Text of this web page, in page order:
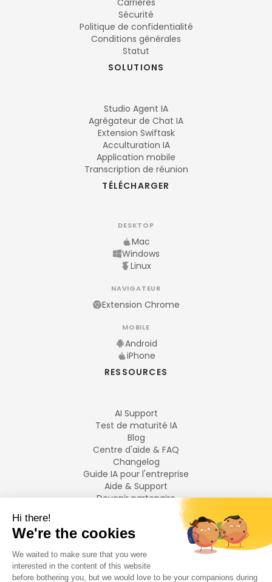
Carrières
Sécurité
Politique de confidentialité
Conditions générales
Statut
SOLUTIONS
Studio Agent IA
Agrégateur de Chat IA
Extension Swiftask
Acculturation IA
Application mobile
Transcription de réunion
TÉLÉCHARGER
DESKTOP
Mac
Windows
Linux
NAVIGATEUR
Extension Chrome
MOBILE
Android
iPhone
RESSOURCES
AI Support
Test de maturité IA
Blog
Centre d'aide & FAQ
Changelog
Guide IA pour l'entreprise
Aide & Support
Devenir partenaire
LANGUES
Français